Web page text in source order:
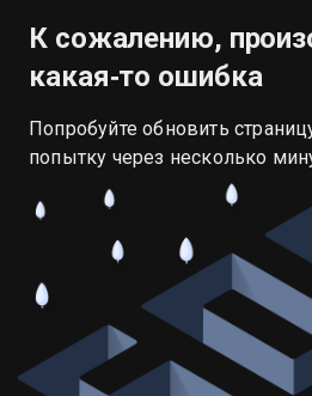
К сожалению,
какая‑то ошибка
Попробуйте обновить
попытку через несколько